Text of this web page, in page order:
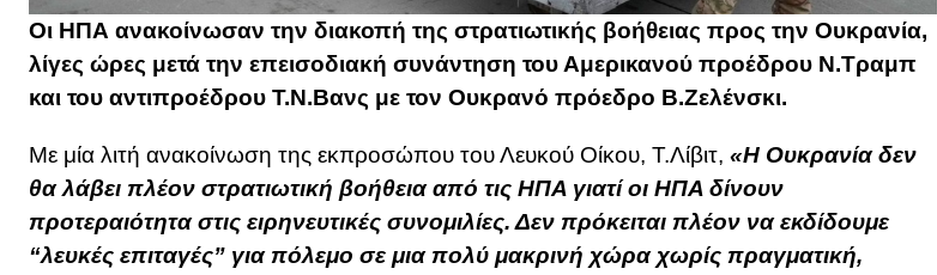
Οι ΗΠΑ ανακοίνωσαν την διακοπή της στρατιωτικής βοήθειας προς την Ουκρανία,
λίγες ώρες μετά την επεισοδιακή συνάντηση του Αμερικανού προέδρου Ν.Τραμπ
και του αντιπροέδρου Τ.Ν.Βανς με τον Ουκρανό πρόεδρο Β.Ζελένσκι.
Με μία λιτή ανακοίνωση της εκπροσώπου του Λευκού Οίκου, Τ.Λίβιτ, «Η Ουκρανία δεν
θα λάβει πλέον στρατιωτική βοήθεια από τις ΗΠΑ γιατί οι ΗΠΑ δίνουν
προτεραιότητα στις ειρηνευτικές συνομιλίες. Δεν πρόκειται πλέον να εκδίδουμε
“λευκές επιταγές” για πόλεμο σε μια πολύ μακρινή χώρα χωρίς πραγματική,